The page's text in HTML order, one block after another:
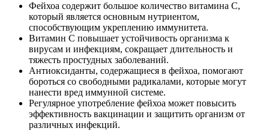
Фейхоа содержит большое количество витамина C,
который является основным нутриентом,
способствующим укреплению иммунитета.
Витамин С повышает устойчивость организма к
вирусам и инфекциям, сокращает длительность и
тяжесть простудных заболеваний.
Антиоксиданты, содержащиеся в фейхоа, помогают
бороться со свободными радикалами, которые могут
нанести вред иммунной системе.
Регулярное употребление фейхоа может повысить
эффективность вакцинации и защитить организм от
различных инфекций.